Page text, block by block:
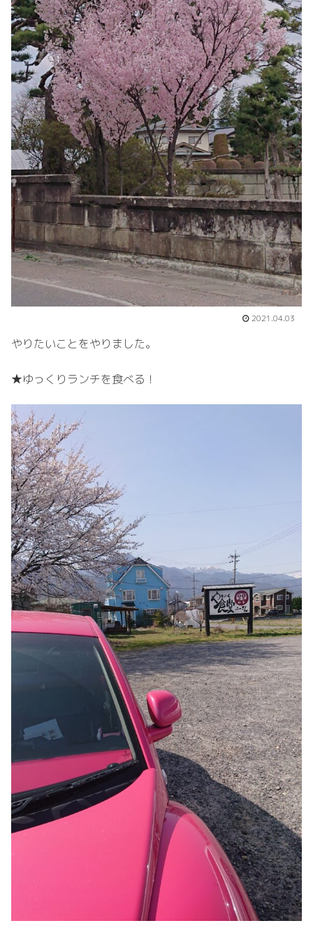
2021.04.03
やりたいことをやりました。
★ゆっくりランチを食べる！